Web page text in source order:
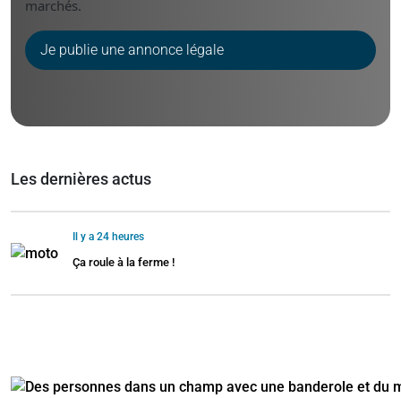
marchés.
Je publie une annonce légale
Les dernières actus
Il y a 24 heures
Ça roule à la ferme !